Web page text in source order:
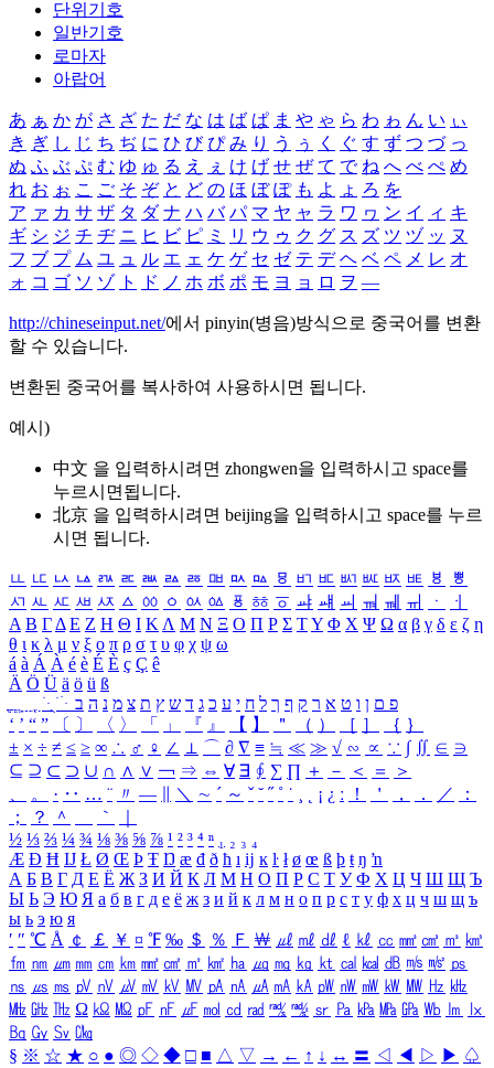
단위기호
일반기호
로마자
아랍어
あ ぁ か が さ ざ た だ な は ば ぱ ま や ゃ ら わ ゎ ん い ぃ
き ぎ し じ ち ぢ に ひ び ぴ み り う ぅ く ぐ す ず つ づ っ
ぬ ふ ぶ ぷ む ゆ ゅ る え ぇ け げ せ ぜ て で ね へ べ ぺ め
れ お ぉ こ ご そ ぞ と ど の ほ ぼ ぽ も よ ょ ろ を
ア ァ カ サ ザ タ ダ ナ ハ バ パ マ ヤ ャ ラ ワ ヮ ン イ ィ キ
ギ シ ジ チ ヂ ニ ヒ ビ ピ ミ リ ウ ゥ ク グ ス ズ ツ ヅ ッ ヌ
フ ブ プ ム ユ ュ ル エ ェ ケ ゲ セ ゼ テ デ ヘ ベ ペ メ レ オ
ォ コ ゴ ソ ゾ ト ド ノ ホ ボ ポ モ ヨ ョ ロ ヲ ―
http://chineseinput.net/에서 pinyin(병음)방식으로 중국어를 변환
할 수 있습니다.
변환된 중국어를 복사하여 사용하시면 됩니다.
예시)
中文 을 입력하시려면 zhongwen을 입력하시고 space를
누르시면됩니다.
北京 을 입력하시려면 beijing을 입력하시고 space를 누르
시면 됩니다.
ㅥ ㅦ ㅧ ㅨ ㅩ ㅪ ㅫ ㅬ ㅭ ㅮ ㅯ ㅰ ㅱ ㅲ ㅳ ㅴ ㅵ ㅶ ㅷ ㅸ
ㅹ
ㅺ ㅻ ㅼ ㅽ ㅾ ㅿ ㆀ ㆁ ㆂ ㆃ ㆄ ㆅ ㆆ ㆇ ㆈ ㆉ ㆊ ㆋ ㆌ ㆍ
ㆎ
Α Β ΓΔ Ε Ζ Η Θ Ι ΚΛ Μ Ν Ξ Ο Π Ρ Σ ΤΥ Φ Χ Ψ Ω α β γ δ ε ζ η
θ ι κ λ μ ν ξ ο π ρ σ τ υ φ χ ψ ω
á à Á À é è É È ç Ç ê
Ä Ö Ü ä ö ü ß
ִֶֹ ֻּ ׁׂ פ ם ן ו ט א ר ק ף ך ל ח י ע כ ג ד ש ץ ת צ מ נ ה ב
‘ ’ “ ” 〔 〕 〈 〉 「 」 『 』 【 】 ＂ （ ） ［ ］ ｛ ｝
± × ÷ ≠ ≤ ≥ ∞ ∴ ♂ ♀ ∠ ⊥ ⌒ ∂ ∇ ≡ ≒ ≪ ≫ √ ∽ ∝ ∵ ∫ ∬ ∈ ∋
⊆ ⊇ ⊂ ⊃ ∪ ∩ ∧ ∨ ￢ ⇒ ⇔ ∀ ∃ ∮ ∑ ∏ ＋ － ＜ ＝
＞
、
。 · ‥ … ¨ 〃 ― ＼ ∼ ´ ～ ˇ ˘ ˝ ˚ ˙ ¸ ¡ ¿ ː ！ ＇ ， ． ／
：
；
？ ＾ ｀
½ ⅓ ⅔ ¼ ¾ ⅛ ⅜ ⅝ ⅞ ¹ ² ³ ⁴ ⁿ ₁ ₂ ₃ ₄
Æ Ð Ħ Ĳ Ł Ø Œ Þ Ŧ Ŋ æ đ ð ħ ı ĳ ĸ ŀ ł ø œ ß þ ŧ ŋ ŉ
А Б В Г Д Е Ё Ж З И Й К Л М Н О П Р С Т У Ф Х Ц Ч Ш Щ Ъ
Ы Ь Э Ю Я а б в г д е ё ж з и й к л м н о п р с т у ф х ц ч ш щ ъ
ы ь э ю я
′ ″ ℃ Å ￠ ￡ ￥ ¤ ℉ ‰ ＄ ％ Ｆ ￦ ㎕ ㎖ ㎗ ℓ ㎘ ㏄ ㎣ ㎤ ㎥ ㎦
㎙ ㎚ ㎛ ㎜ ㎝ ㎞ ㎟ ㎠ ㎡ ㎢ ㏊ ㎍ ㎎ ㎏ ㏏ ㎈ ㎉ ㏈ ㎧ ㎨ ㎰
㎱ ㎲ ㎳ ㎴ ㎵ ㎶ ㎷ ㎸ ㎹ ㎀ ㎁ ㎂ ㎃ ㎄ ㎺ ㎻ ㎽ ㎾ ㎿ ㎐ ㎑
㎒ ㎓ ㎔ Ω ㏀ ㏁ ㎊ ㎋ ㎌ ㏖ ㏅ ㎭ ㎮ ㎯ ㏛ ㎩ ㎪ ㎫ ㎬ ㏝ ㏐
㏓
㏃ ㏉ ㏜ ㏆
§ ※ ☆ ★ ○ ● ◎ ◇ ◆ □ ■ △ ▽ → ← ↑ ↓ ↔ 〓 ◁ ◀ ▷ ▶ ♤